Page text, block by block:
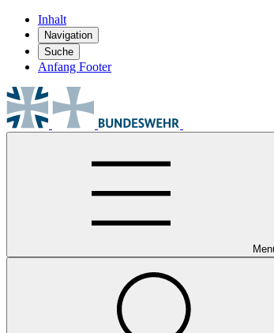
Inhalt
Navigation
Suche
Anfang Footer